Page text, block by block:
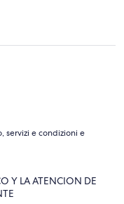
servizi e condizioni e
Y LA ATENCION DE